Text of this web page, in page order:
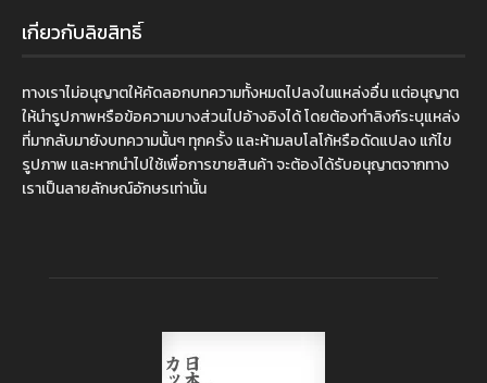
เกี่ยวกับลิขสิทธิ์
ทางเราไม่อนุญาตให้คัดลอกบทความทั้งหมดไปลงในแหล่งอื่น แต่อนุญาต
ให้นำรูปภาพหรือข้อความบางส่วนไปอ้างอิงได้ โดยต้องทำลิงก์ระบุแหล่ง
ที่มากลับมายังบทความนั้นๆ ทุกครั้ง และห้ามลบโลโก้หรือดัดแปลง แก้ไข
รูปภาพ และหากนำไปใช้เพื่อการขายสินค้า จะต้องได้รับอนุญาตจากทาง
เราเป็นลายลักษณ์อักษรเท่านั้น